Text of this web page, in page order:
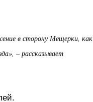
в сторону Мещерки, как
– рассказывает